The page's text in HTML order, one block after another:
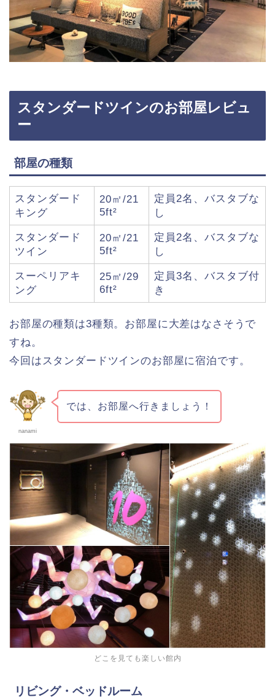
スタンダードツインのお部屋レビュ
ー
部屋の種類
スタンダード
キング
20㎡/21
5ft²
定員2名、バスタブな
し
スタンダード
ツイン
20㎡/21
5ft²
定員2名、バスタブな
し
スーペリアキ
ング
25㎡/29
6ft²
定員3名、バスタブ付
き
お部屋の種類は3種類。お部屋に大差はなさそうで
すね。
今回はスタンダードツインのお部屋に宿泊です。
nanami
では、お部屋へ行きましょう！
どこを見ても楽しい館内
リビング・ベッドルーム